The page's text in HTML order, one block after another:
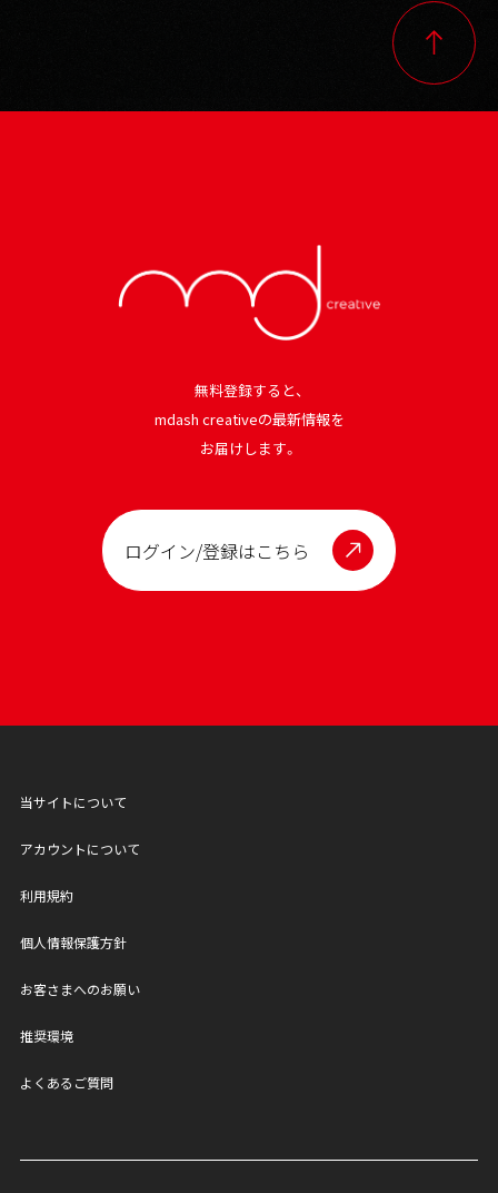
無料登録すると、
mdash creativeの最新情報を
お届けします。
ログイン/登録はこちら
当サイトについて
アカウントについて
利用規約
個人情報保護方針
お客さまへのお願い
推奨環境
よくあるご質問